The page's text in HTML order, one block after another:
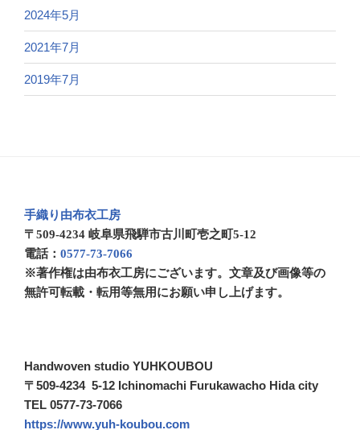
2024年5月
2021年7月
2019年7月
手織り由布衣工房
〒509-4234 岐阜県飛騨市古川町壱之町5-12
電話： 0577-73-7066
※著作権は由布衣工房にございます。文章及び画像等の
無許可転載・転用等無用にお願い申し上げます。
Handwoven studio YUHKOUBOU
〒509-4234 5-12 Ichinomachi Furukawacho Hida city
TEL 0577-73-7066
https://www.yuh-koubou.com